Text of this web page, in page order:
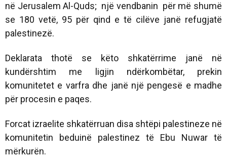
në Jerusalem Al-Quds; një vendbanin për më shumë
se 180 vetë, 95 për qind e të cilëve janë refugjatë
palestinezë.
Deklarata thotë se këto shkatërrime janë në
kundërshtim me ligjin ndërkombëtar, prekin
komunitetet e varfra dhe janë një pengesë e madhe
për procesin e paqes.
Forcat izraelite shkatërruan disa shtëpi palestineze në
komunitetin beduinë palestinez të Ebu Nuwar të
mërkurën.